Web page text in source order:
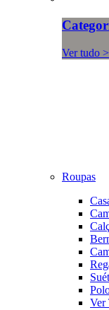
Ver tudo >
Roupas
Ver